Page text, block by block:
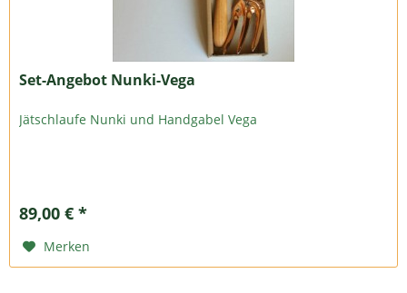
Set-Angebot Nunki-Vega
Jätschlaufe Nunki und Handgabel Vega
89,00 € *
Merken